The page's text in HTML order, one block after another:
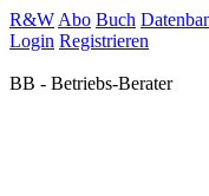
R&W Abo Buch
Login Registrieren
BB - Betriebs-Berater